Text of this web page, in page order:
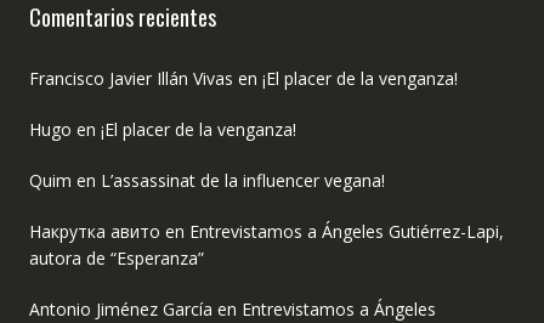
Comentarios recientes
Francisco Javier Illán Vivas en ¡El placer de la venganza!
Hugo en ¡El placer de la venganza!
Quim en L’assassinat de la influencer vegana!
Накрутка авито en Entrevistamos a Ángeles Gutiérrez-Lapi,
autora de “Esperanza”
Antonio Jiménez García en Entrevistamos a Ángeles